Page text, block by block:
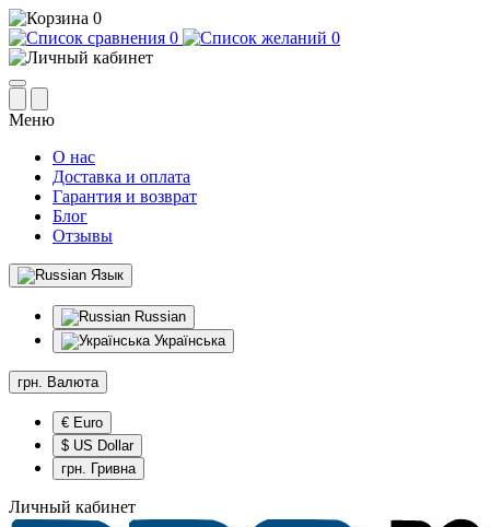
0
0
0
Меню
О нас
Доставка и оплата
Гарантия и возврат
Блог
Отзывы
Язык
Russian
Українська
грн. Валюта
€ Euro
$ US Dollar
грн. Гривна
Личный кабинет